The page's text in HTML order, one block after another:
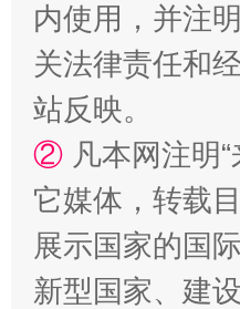
国家大学科技园优化
内使用，并注
关法律责任和
站反映。
② 凡本网注明
它媒体，转载
展示国家的国
新型国家、建